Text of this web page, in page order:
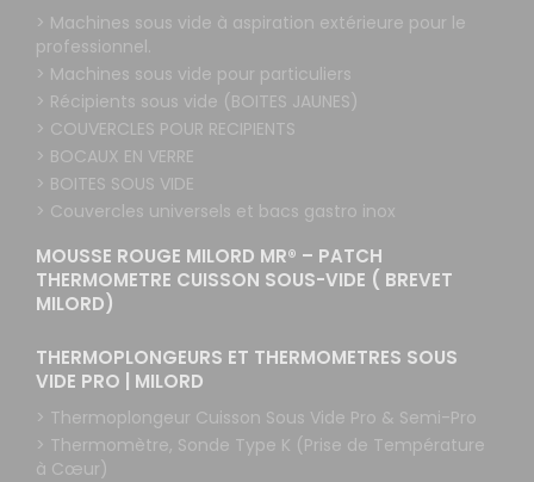
> Machines sous vide à aspiration extérieure pour le
professionnel.
> Machines sous vide pour particuliers
> Récipients sous vide (BOITES JAUNES)
> COUVERCLES POUR RECIPIENTS
> BOCAUX EN VERRE
> BOITES SOUS VIDE
> Couvercles universels et bacs gastro inox
MOUSSE ROUGE MILORD MR® – PATCH
THERMOMETRE CUISSON SOUS-VIDE ( BREVET
MILORD)
THERMOPLONGEURS ET THERMOMETRES SOUS
VIDE PRO | MILORD
> Thermoplongeur Cuisson Sous Vide Pro & Semi-Pro
> Thermomètre, Sonde Type K (Prise de Température
à Cœur)